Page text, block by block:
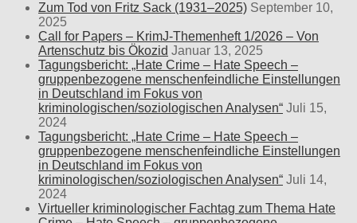
Zum Tod von Fritz Sack (1931–2025) September 10,
2025
Call for Papers – KrimJ-Themenheft 1/2026 – Von
Artenschutz bis Ökozid Januar 13, 2025
Tagungsbericht: „Hate Crime – Hate Speech –
gruppenbezogene menschenfeindliche Einstellungen
in Deutschland im Fokus von
kriminologischen/soziologischen Analysen“ Juli 15,
2024
Tagungsbericht: „Hate Crime – Hate Speech –
gruppenbezogene menschenfeindliche Einstellungen
in Deutschland im Fokus von
kriminologischen/soziologischen Analysen“ Juli 14,
2024
Virtueller kriminologischer Fachtag zum Thema Hate